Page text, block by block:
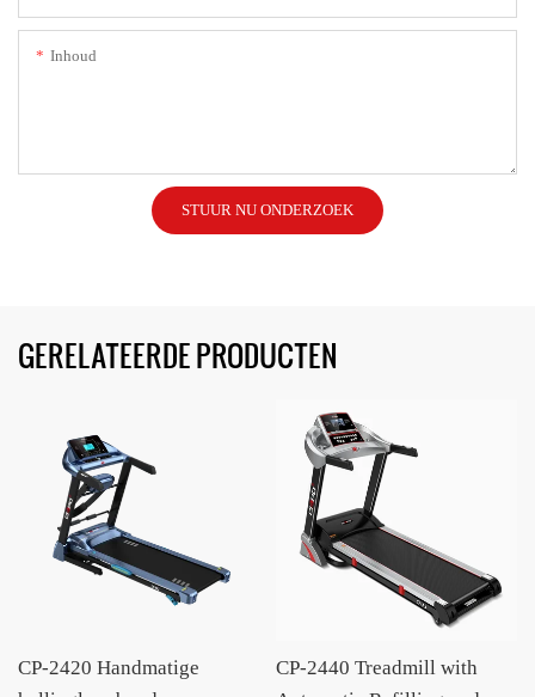
Inhoud
STUUR NU ONDERZOEK
GERELATEERDE PRODUCTEN
CP-2420 Handmatige
CP-2440 Treadmill with